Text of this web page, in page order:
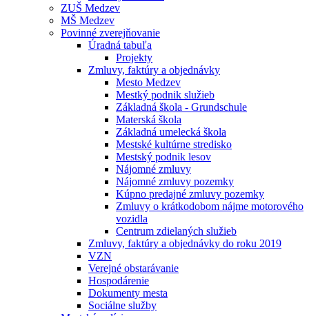
ZUŠ Medzev
MŠ Medzev
Povinné zverejňovanie
Úradná tabuľa
Projekty
Zmluvy, faktúry a objednávky
Mesto Medzev
Mestký podnik služieb
Základná škola - Grundschule
Materská škola
Základná umelecká škola
Mestské kultúrne stredisko
Mestský podnik lesov
Nájomné zmluvy
Nájomné zmluvy pozemky
Kúpno predajné zmluvy pozemky
Zmluvy o krátkodobom nájme motorového
vozidla
Centrum zdielaných služieb
Zmluvy, faktúry a objednávky do roku 2019
VZN
Verejné obstarávanie
Hospodárenie
Dokumenty mesta
Sociálne služby